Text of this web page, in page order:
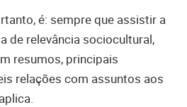
é: sempre que assistir a
de relevância sociocultural,
resumos, principais
relações com assuntos aos